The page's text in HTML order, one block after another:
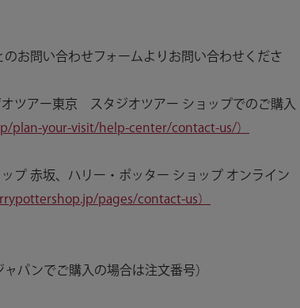
お問い合わせフォームよりお問い合わせくださ
ツアー東京 スタジオツアー ショップでのご購入
plan-your-visit/help-center/contact-us/）
プ 赤坂、ハリー・ポッター ショップ オンライン
pages/contact-us）
パンでご購入の場合は注文番号）